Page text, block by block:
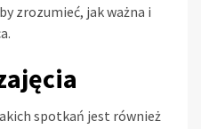
zrozumieć, jak ważna i
spotkań jest również